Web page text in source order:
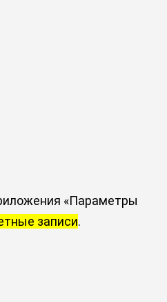
«Параметры
записи.